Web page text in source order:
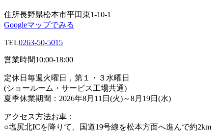
住所長野県松本市平田東1-10-1
Googleマップでみる
TEL0263-50-5015
営業時間10:00-18:00
定休日 毎週火曜日，第１・３水曜日
(ショールーム・サービス工場共通)
夏季休業期間：2026年8月11日(火)～8月19日(水)
アクセス方法お車：
○塩尻北ICを降りて、国道19号線を松本方面へ進んで約2km